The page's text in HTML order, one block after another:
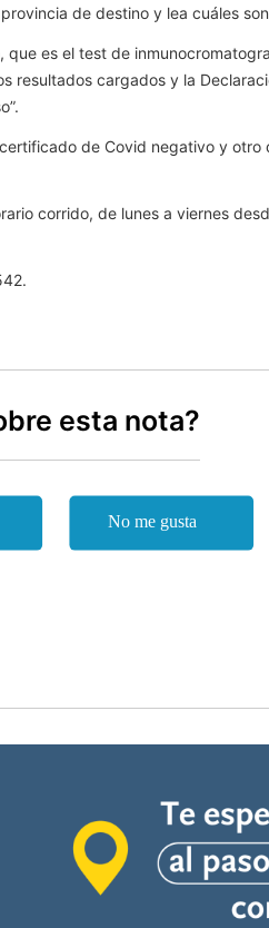
de destino y lea cuáles
es el test de
cargados y la
de Covid negativo y
corrido, de lunes a viernes
esta nota?